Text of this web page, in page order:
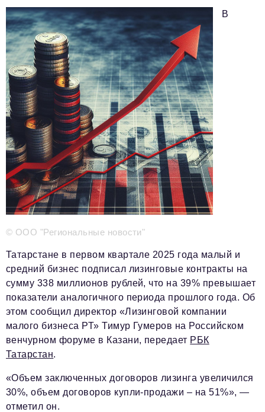
Инвестиции
ОПК
Авторские материалы
Видео
Телефон редакции:+7 495 727-01-67
Электронные почты редакции:
Информационный отдел
info@business-magazine.online
Отдел рекламы
reklama@business-magazine.online
Отдел распространения/редакционная подписка
partner@business-magazine.online
© ООО "Региональные новости"
В
Татарстане в первом квартале 2025 года малый и
средний бизнес подписал лизинговые контракты на
сумму 338 миллионов рублей, что на 39% превышает
показатели аналогичного периода прошлого года. Об
этом сообщил директор «Лизинговой компании
малого бизнеса РТ» Тимур Гумеров на Российском
венчурном форуме в Казани, передает РБК
Татарстан.
«Объем заключенных договоров лизинга увеличился
30%, объем договоров купли-продажи – на 51%», —
отметил он.